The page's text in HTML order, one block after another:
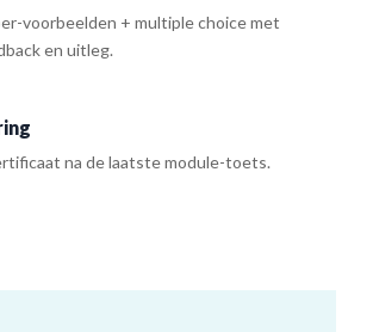
voorbeelden + multiple choice met
en uitleg.
na de laatste module-toets.